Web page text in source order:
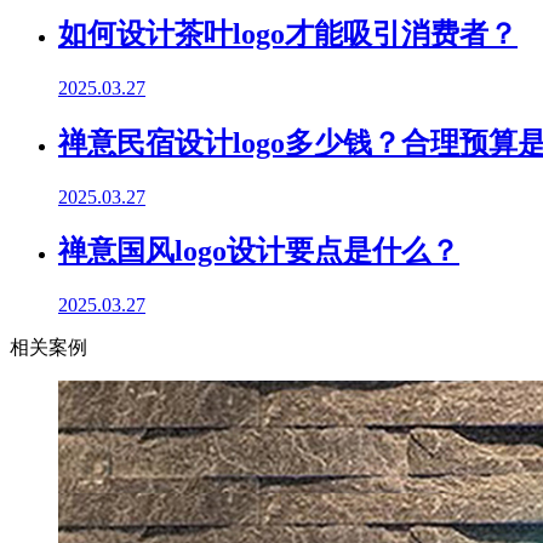
如何设计茶叶logo才能吸引消费者？
2025.03.27
禅意民宿设计logo多少钱？合理预算
2025.03.27
禅意国风logo设计要点是什么？
2025.03.27
相关案例